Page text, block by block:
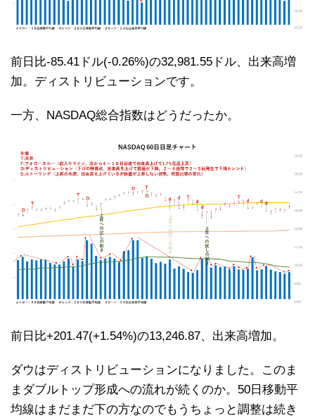
前日比-85.41ドル(-0.26%)の32,981.55ドル、出来高増
加。ディストリビューションです。
一方、NASDAQ総合指数はどうだったか。
前日比+201.47(+1.54%)の13,246.87、出来高増加。
ダウはディストリビューションになりました。このま
まダブルトップ形成への流れが続くのか。50日移動平
均線はまだまだ下の方なのでもうちょっと調整は続き